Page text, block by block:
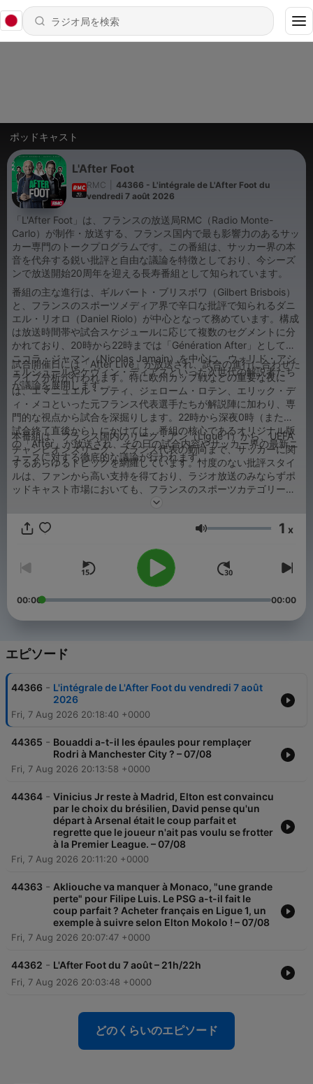
ポッドキャスト
L'After Foot
RMC
44366 - L'intégrale de L'After Foot du
vendredi 7 août 2026
「L'After Foot」は、フランスの放送局RMC（Radio Monte-
Carlo）が制作・放送する、フランス国内で最も影響力のあるサッ
カー専門のトークプログラムです。この番組は、サッカー界の本
音を代弁する鋭い批評と自由な議論を特徴としており、今シーズ
ンで放送開始20周年を迎える長寿番組として知られています。
番組の主な進行は、ギルバート・ブリスボワ（Gilbert Brisbois）
と、フランスのスポーツメディア界で辛口な批評で知られるダニ
エル・リオロ（Daniel Riolo）が中心となって務めています。構成
は放送時間帯や試合スケジュールに応じて複数のセグメントに分
かれており、20時から22時までは「Génération After」として、
ニコラ・ジャマン（Nicolas Jamain）を中心に、ウォリド・アシ
ェルシュールやケヴィン・ディアスといった次世代の解説者たち
が議論を展開します。
試合開催日には「After Live」が放送され、試合の進行に合わせた
ライブ分析が行われます。特に欧州カップ戦などの重要な夜に
は、エマニュエル・プティ、ジェローム・ロテン、エリック・デ
ィ・メコといった元フランス代表選手たちが解説陣に加わり、専
門的な視点から試合を深掘りします。22時から深夜0時（または
試合終了直後から）にかけては、番組の核心であるオリジナル版
の「After」が放送され、その日の試合内容やサッカー界の最新ニ
ュースに対する徹底的な議論が行われます。
本番組は、フランス国内のリーグ・アン（Ligue 1）から、UEFA
チャンピオンズリーグ、フランス代表の動向まで、サッカーに関
するあらゆるトピックを網羅しています。忖度のない批評スタイ
ルは、ファンから高い支持を得ており、ラジオ放送のみならずポ
ッドキャスト市場においても、フランスのスポーツカテゴリーで
常に上位にランクインする象徴的な存在です。プロフェッショナ
組構成により、フランスのサッカー文化を形成する重要なメディ
音量 1 x
00:00 00:00
エピソード
44366 - L'intégrale de L'After Foot du vendredi 7 août
2026
Fri, 7 Aug 2026 20:18:40 +0000
44365 - Bouaddi a-t-il les épaules pour remplaçer
Rodri à Manchester City ? – 07/08
Fri, 7 Aug 2026 20:13:58 +0000
44364 - Vinicius Jr reste à Madrid, Elton est convaincu
par le choix du brésilien, David pense qu'un
départ à Arsenal était le coup parfait et
regrette que le joueur n'ait pas voulu se frotter
à la Premier League. – 07/08
Fri, 7 Aug 2026 20:11:20 +0000
44363 - Akliouche va manquer à Monaco, "une grande
perte" pour Filipe Luis. Le PSG a-t-il fait le
coup parfait ? Acheter français en Ligue 1, un
exemple à suivre selon Elton Mokolo ! – 07/08
Fri, 7 Aug 2026 20:07:47 +0000
44362 - L'After Foot du 7 août – 21h/22h
Fri, 7 Aug 2026 20:03:48 +0000
どのくらいのエピソード